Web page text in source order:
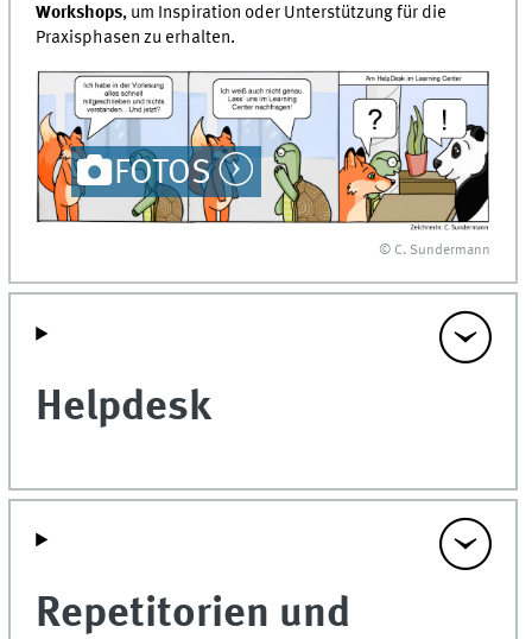
Workshops, um Inspiration oder Unterstützung für die
Praxisphasen zu erhalten.
FOTOS
© C. Sundermann
Helpdesk
Repetitorien und